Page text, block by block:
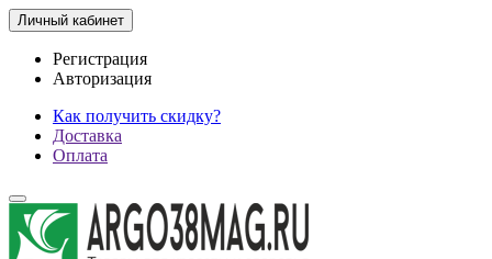
Личный кабинет
Регистрация
Авторизация
Как получить скидку?
Доставка
Оплата